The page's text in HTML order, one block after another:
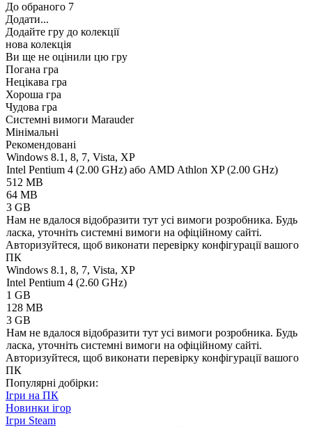
До обраного 7
Додати...
Додайте гру до колекції
нова колекція
Ви ще не оцінили цю гру
Погана гра
Нецікава гра
Хороша гра
Чудова гра
Системні вимоги Marauder
Мінімальні
Рекомендовані
Windows 8.1, 8, 7, Vista, XP
Intel Pentium 4 (2.00 GHz) або AMD Athlon XP (2.00 GHz)
512 MB
64 MB
3 GB
Нам не вдалося відобразити тут усі вимоги розробника. Будь
ласка, уточніть системні вимоги на офіційному сайті.
Авторизуйтеся, щоб виконати перевірку конфігурації вашого
ПК
Windows 8.1, 8, 7, Vista, XP
Intel Pentium 4 (2.60 GHz)
1 GB
128 MB
3 GB
Нам не вдалося відобразити тут усі вимоги розробника. Будь
ласка, уточніть системні вимоги на офіційному сайті.
Авторизуйтеся, щоб виконати перевірку конфігурації вашого
ПК
Популярні добірки:
Ігри на ПК
Новинки ігор
Ігри Steam